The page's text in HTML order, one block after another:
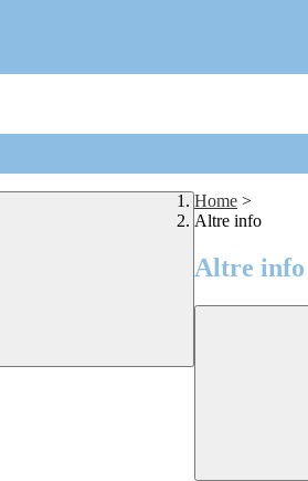
Home >
Altre info
Altre info